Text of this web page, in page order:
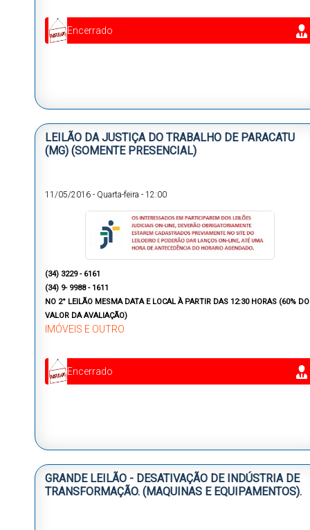
Encerrado
LEILÃO DA JUSTIÇA DO TRABALHO DE PARACATU
(MG) (SOMENTE PRESENCIAL)
11/05/2016 - Quarta-feira - 12:00
(34) 3229 - 6161
(34) 9- 9988 - 1611
NO 2° LEILÃO MESMA DATA E LOCAL À PARTIR DAS 12:30 HORAS (60% DO
VALOR DA AVALIAÇÃO)
IMÓVEIS E OUTRO
Encerrado
GRANDE LEILÃO - DESATIVAÇÃO DE INDÚSTRIA DE
TRANSFORMAÇÃO. (MAQUINAS E EQUIPAMENTOS).